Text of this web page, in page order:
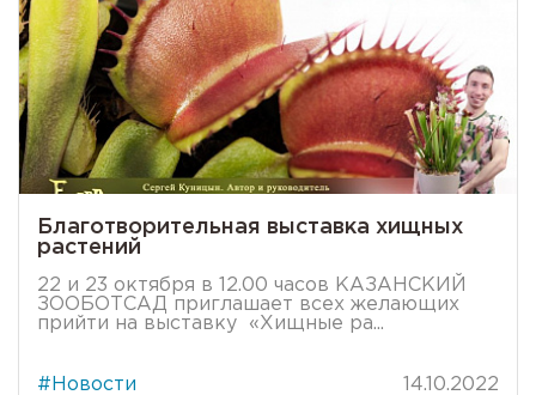
Благотворительная выставка хищных
растений
22 и 23 октября в 12.00 часов КАЗАНСКИЙ
ЗООБОТСАД приглашает всех желающих
прийти на выставку «Хищные ра...
#Новости 14.10.2022